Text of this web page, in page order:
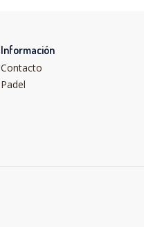
Información
Contacto
Padel